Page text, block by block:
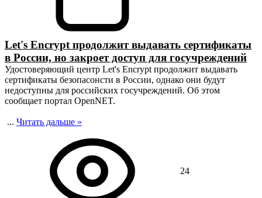
Let's Encrypt продолжит выдавать сертификаты
в России, но закроет доступ для госучреждений
Удостоверяющий центр Let's Encrypt продолжит выдавать
сертификаты безопасонсти в России, однако они будут
недоступны для российских госучреждений. Об этом
сообщает портал OpenNET.
... Читать дальше »
24